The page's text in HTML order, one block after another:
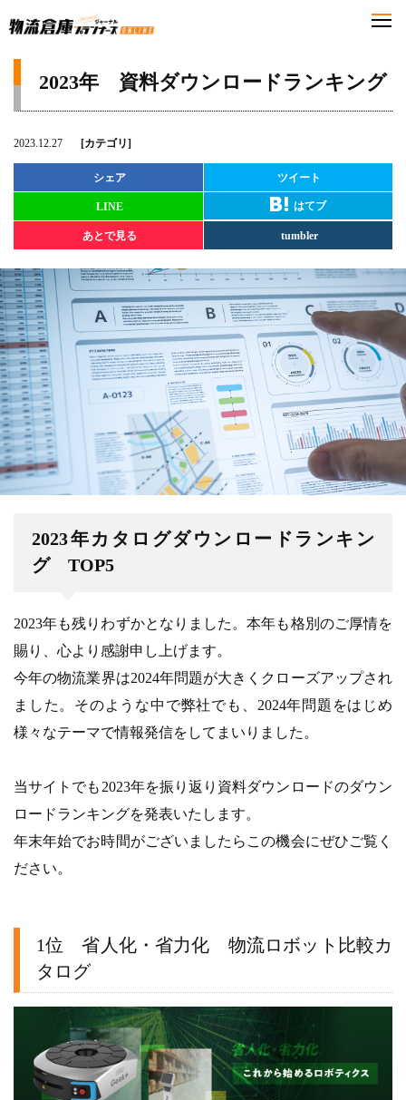
2023年 資料ダウンロードランキング
2023.12.27 [カテゴリ]
シェア ツイート
LINE はてブ
あとで見る tumbler
2023年カタログダウンロードランキン
グ TOP5
2023年も残りわずかとなりました。本年も格別のご厚情を
賜り、心より感謝申し上げます。
今年の物流業界は2024年問題が大きくクローズアップされ
ました。そのような中で弊社でも、2024年問題をはじめ
様々なテーマで情報発信をしてまいりました。
当サイトでも2023年を振り返り資料ダウンロードのダウン
ロードランキングを発表いたします。
年末年始でお時間がございましたらこの機会にぜひご覧く
ださい。
1位 省人化・省力化 物流ロボット比較カ
タログ